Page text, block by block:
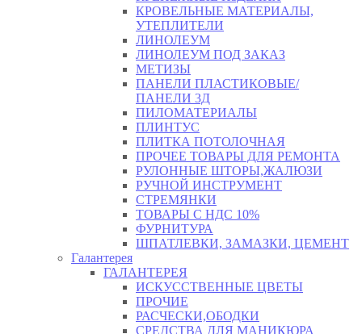
КРОВЕЛЬНЫЕ МАТЕРИАЛЫ,
УТЕПЛИТЕЛИ
ЛИНОЛЕУМ
ЛИНОЛЕУМ ПОД ЗАКАЗ
МЕТИЗЫ
ПАНЕЛИ ПЛАСТИКОВЫЕ/
ПАНЕЛИ 3Д
ПИЛОМАТЕРИАЛЫ
ПЛИНТУС
ПЛИТКА ПОТОЛОЧНАЯ
ПРОЧЕЕ ТОВАРЫ ДЛЯ РЕМОНТА
РУЛОННЫЕ ШТОРЫ,ЖАЛЮЗИ
РУЧНОЙ ИНСТРУМЕНТ
СТРЕМЯНКИ
ТОВАРЫ С НДС 10%
ФУРНИТУРА
ШПАТЛЕВКИ, ЗАМАЗКИ, ЦЕМЕНТ
Галантерея
ГАЛАНТЕРЕЯ
ИСКУССТВЕННЫЕ ЦВЕТЫ
ПРОЧИЕ
РАСЧЕСКИ,ОБОДКИ
СРЕДСТВА ДЛЯ МАНИКЮРА